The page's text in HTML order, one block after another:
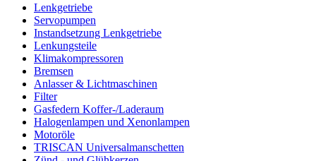
Lenkgetriebe
Servopumpen
Instandsetzung Lenkgetriebe
Lenkungsteile
Klimakompressoren
Bremsen
Anlasser & Lichtmaschinen
Filter
Gasfedern Koffer-/Laderaum
Halogenlampen und Xenonlampen
Motoröle
TRISCAN Universalmanschetten